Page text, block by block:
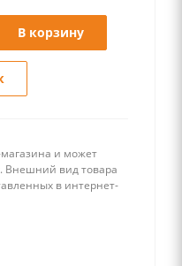
В корзину
и может
Внешний вид товара
в интернет-